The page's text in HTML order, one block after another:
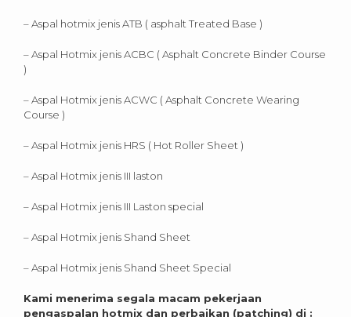
– Aspal hotmix jenis ATB ( asphalt Treated Base )
– Aspal Hotmix jenis ACBC ( Asphalt Concrete Binder Course
)
– Aspal Hotmix jenis ACWC ( Asphalt Concrete Wearing
Course )
– Aspal Hotmix jenis HRS ( Hot Roller Sheet )
– Aspal Hotmix jenis III laston
– Aspal Hotmix jenis III Laston special
– Aspal Hotmix jenis Shand Sheet
– Aspal Hotmix jenis Shand Sheet Special
Kami menerima segala macam pekerjaan
pengaspalan hotmix dan perbaikan (patching) di :